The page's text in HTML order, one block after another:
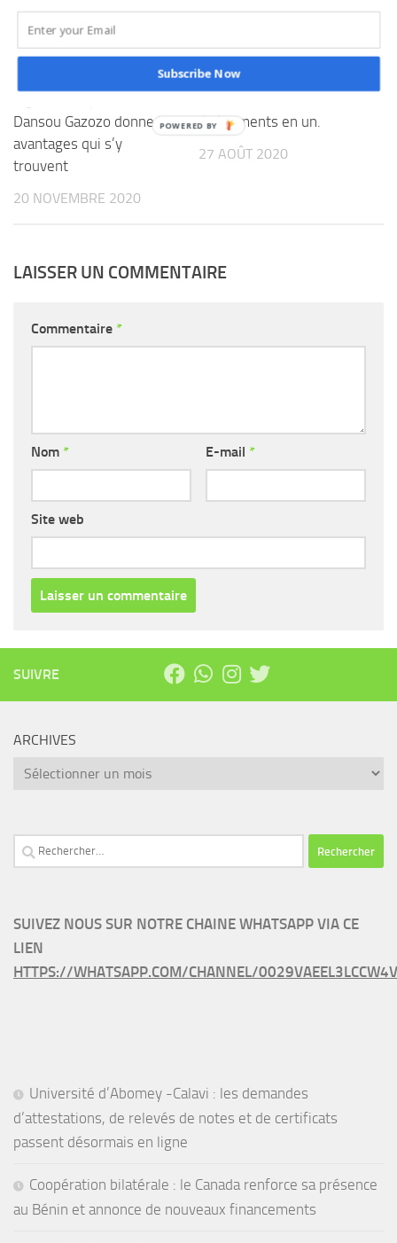
Consommation de la
Dansou Gazozo donne les
avantages qui s’y
trouvent
20 NOVEMBRE 2020
Animation de la vie
politique au Bénin : Le Prd
événements en un.
27 AOÛT 2020
LAISSER UN COMMENTAIRE
Commentaire *
Nom * E-mail *
Site web
SUIVRE
ARCHIVES
Archives
Rechercher :
SUIVEZ NOUS SUR NOTRE CHAINE WHATSAPP VIA CE
LIEN
HTTPS://WHATSAPP.COM/CHANNEL/
Université d’Abomey -Calavi : les demandes
d’attestations, de relevés de notes et de certificats
passent désormais en ligne
Coopération bilatérale : le Canada renforce sa présence
au Bénin et annonce de nouveaux financements
Subscribe Now